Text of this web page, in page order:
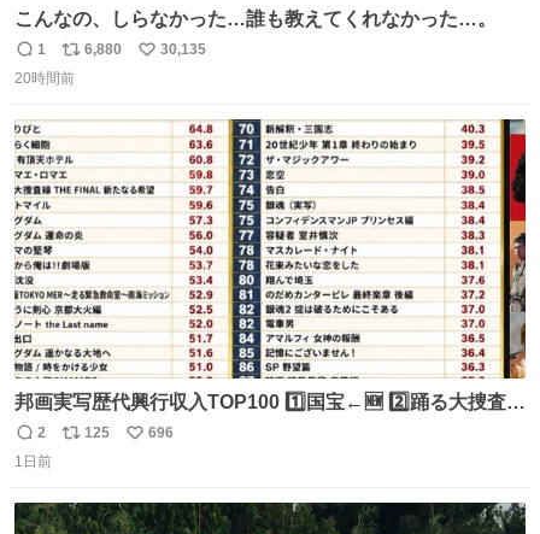
こんなの、しらなかった…誰も教えてくれなかった…。
返
信
1
リ
ポ
ト
数
6,880
い
数
30,135
20時間前
邦画実写歴代興行収入TOP100 1️⃣国宝←🆕 2️⃣踊る大捜査線
THE MOVIE2 3️⃣南極物語 4️⃣踊る大捜査線 THE MOVIE 5️⃣
子猫物語 6️⃣劇場版コード・ブルー 7️⃣天と地と 8️⃣永遠の0
どなく、お別れです←🆕 … 60位 キングダム 魂の決戦←🆕
返
信
2
リ
ト
125
い
数
696
1日前